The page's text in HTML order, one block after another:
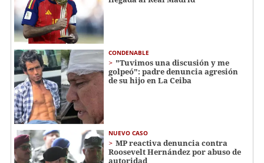
CONDENABLE
"Tuvimos una discusión y me
golpeó": padre denuncia agresión
de su hijo en La Ceiba
NUEVO CASO
MP reactiva denuncia contra
Roosevelt Hernández por abuso de
autoridad